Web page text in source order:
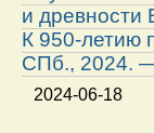
и древности
К 950-летию
СПб., 2024.
2024-06-18